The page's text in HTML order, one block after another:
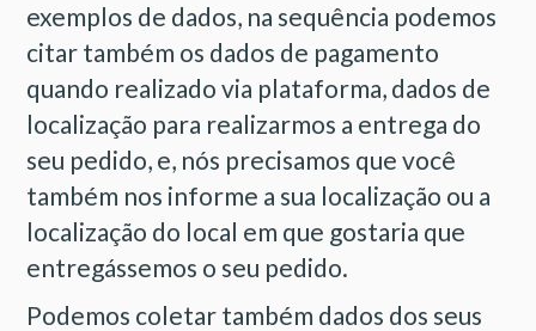
exemplos de dados, na sequência podemos
citar também os dados de pagamento
quando realizado via plataforma, dados de
localização para realizarmos a entrega do
seu pedido, e, nós precisamos que você
também nos informe a sua localização ou a
localização do local em que gostaria que
entregássemos o seu pedido.
Podemos coletar também dados dos seus